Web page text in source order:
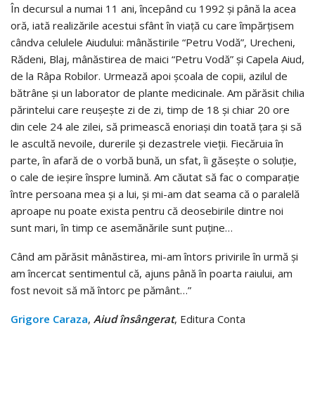
În decursul a numai 11 ani, începând cu 1992 şi până la acea
oră, iată realizările acestui sfânt în viaţă cu care împărţisem
cândva celulele Aiudului: mânăstirile “Petru Vodă”, Urecheni,
Rădeni, Blaj, mânăstirea de maici “Petru Vodă” şi Capela Aiud,
de la Râpa Robilor. Urmează apoi şcoala de copii, azilul de
bătrâne şi un laborator de plante medicinale. Am părăsit chilia
părintelui care reuşeşte zi de zi, timp de 18 şi chiar 20 ore
din cele 24 ale zilei, să primească enoriaşi din toată ţara şi să
le ascultă nevoile, durerile şi dezastrele vieţii. Fiecăruia în
parte, în afară de o vorbă bună, un sfat, îi găseşte o soluţie,
o cale de ieşire înspre lumină. Am căutat să fac o comparaţie
între persoana mea şi a lui, şi mi-am dat seama că o paralelă
aproape nu poate exista pentru că deosebirile dintre noi
sunt mari, în timp ce asemănările sunt puţine…
Când am părăsit mânăstirea, mi-am întors privirile în urmă şi
am încercat sentimentul că, ajuns până în poarta raiului, am
fost nevoit să mă întorc pe pământ…”
Grigore Caraza, Aiud însângerat, Editura Conta